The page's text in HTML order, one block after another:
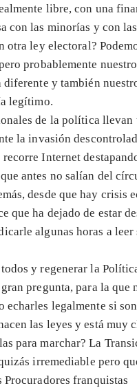
libre, con una
con las minorías y con
otra ley electoral?
probablemente nuestro
diferente y también
legítimo.
de la política llevan
la invasión
Internet
antes no salían del
desde que hay crisis
que ha dejado de estar
algunas horas a leer
y regenerar la
pregunta, para la que
echarles legalmente si
las leyes y está muy
para marchar? La
irremediable pero
Procuradores franquistas